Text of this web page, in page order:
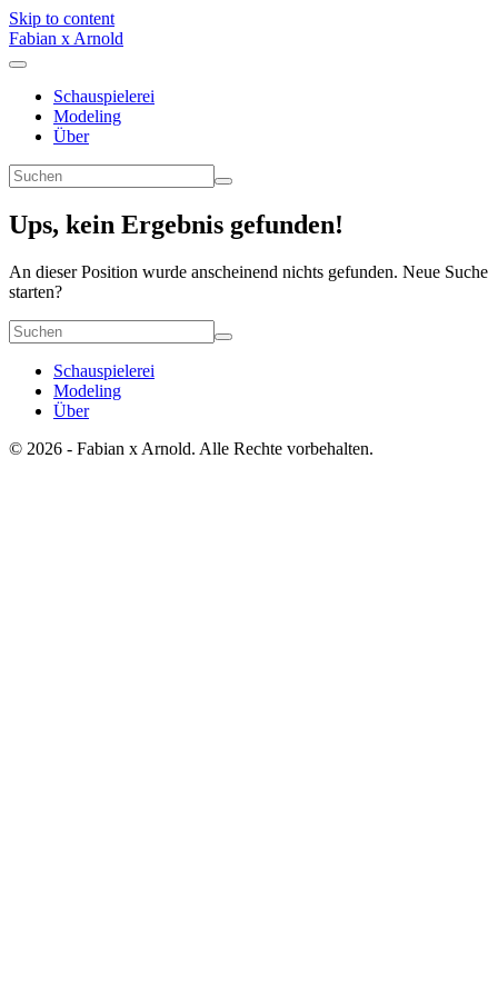
Skip to content
Fabian x Arnold
Schauspielerei
Modeling
Über
Ups, kein Ergebnis gefunden!
An dieser Position wurde anscheinend nichts gefunden. Neue Suche
starten?
Schauspielerei
Modeling
Über
© 2026 - Fabian x Arnold. Alle Rechte vorbehalten.